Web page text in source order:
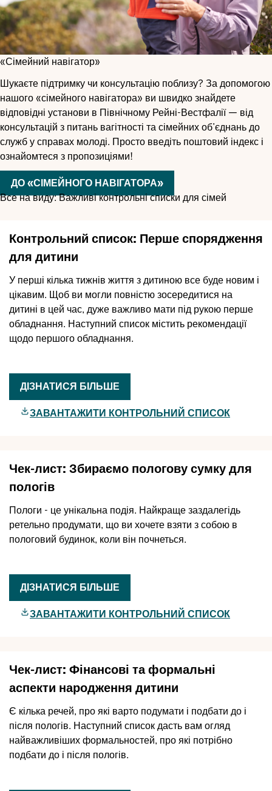
«Сімейний навігатор»
Шукаєте підтримку чи консультацію поблизу? За допомогою
нашого «сімейного навігатора» ви швидко знайдете
відповідні установи в Північному Рейні-Вестфалії — від
консультацій з питань вагітності та сімейних об’єднань до
служб у справах молоді. Просто введіть поштовий індекс і
ознайомтеся з пропозиціями!
ДО «СІМЕЙНОГО НАВІГАТОРА»
Все на виду: Важливі контрольні списки для сімей
Контрольний список: Перше спорядження
для дитини
У перші кілька тижнів життя з дитиною все буде новим і
цікавим. Щоб ви могли повністю зосередитися на
дитині в цей час, дуже важливо мати під рукою перше
обладнання. Наступний список містить рекомендації
щодо першого обладнання.
ДІЗНАТИСЯ БІЛЬШЕ
ЗАВАНТАЖИТИ КОНТРОЛЬНИЙ СПИСОК
Чек-лист: Збираємо пологову сумку для
пологів
Пологи - це унікальна подія. Найкраще заздалегідь
ретельно продумати, що ви хочете взяти з собою в
пологовий будинок, коли він почнеться.
ДІЗНАТИСЯ БІЛЬШЕ
ЗАВАНТАЖИТИ КОНТРОЛЬНИЙ СПИСОК
Чек-лист: Фінансові та формальні
аспекти народження дитини
Є кілька речей, про які варто подумати і подбати до і
після пологів. Наступний список дасть вам огляд
найважливіших формальностей, про які потрібно
подбати до і після пологів.